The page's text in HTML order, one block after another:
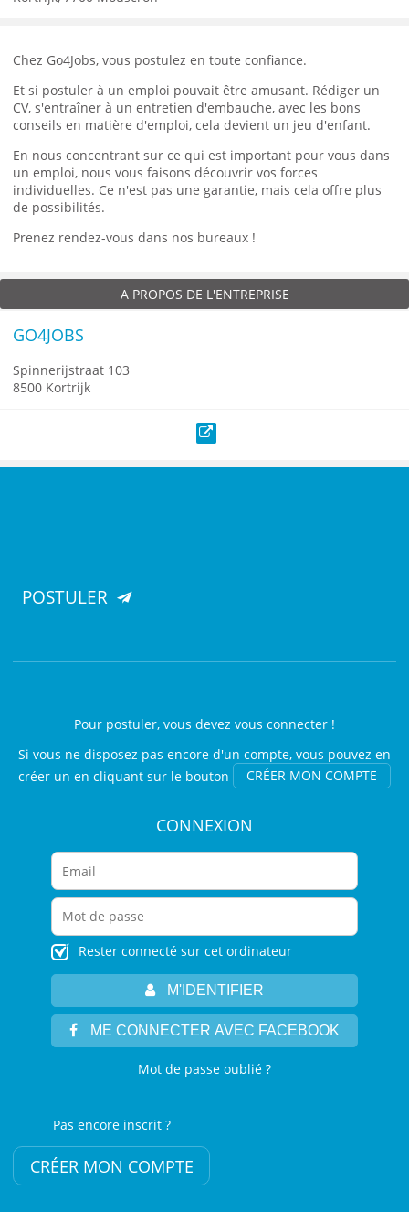
Chez Go4Jobs, vous postulez en toute confiance.
Et si postuler à un emploi pouvait être amusant. Rédiger un
CV, s'entraîner à un entretien d'embauche, avec les bons
conseils en matière d'emploi, cela devient un jeu d'enfant.
En nous concentrant sur ce qui est important pour vous dans
un emploi, nous vous faisons découvrir vos forces
individuelles. Ce n'est pas une garantie, mais cela offre plus
de possibilités.
Prenez rendez-vous dans nos bureaux !
A PROPOS DE L'ENTREPRISE
GO4JOBS
Spinnerijstraat 103
8500 Kortrijk
POSTULER
Pour postuler, vous devez vous connecter !
Si vous ne disposez pas encore d'un compte, vous pouvez en
créer un en cliquant sur le bouton
CRÉER MON COMPTE
CONNEXION
Rester connecté sur cet ordinateur
M'IDENTIFIER
ME CONNECTER AVEC FACEBOOK
Mot de passe oublié ?
Pas encore inscrit ?
CRÉER MON COMPTE